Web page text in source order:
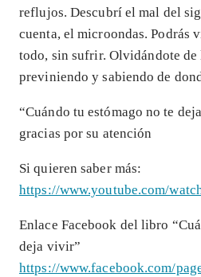
reflujos. Descubrí el mal del
cuenta, el microondas. Podrás
todo, sin sufrir. Olvidándote de
previniendo y sabiendo de
“Cuándo tu estómago no te
gracias por su atención
Si quieren saber más:
https://www.youtube.com/
Enlace Facebook del libro
deja vivir”
https://www.facebook.com/